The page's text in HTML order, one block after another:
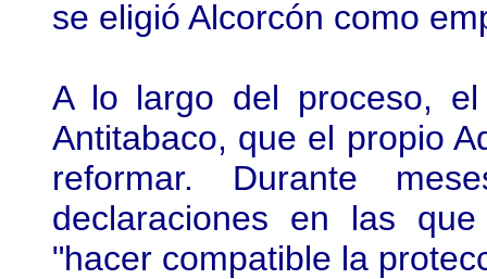
se eligió Alcorcón como
A lo largo del proceso,
Antitabaco, que el propio
reformar. Durante
declaraciones en las
"hacer compatible la